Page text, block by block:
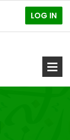
LOG IN